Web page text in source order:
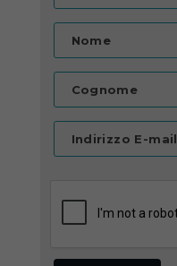
Nome
Cognome
Indirizzo E-mail